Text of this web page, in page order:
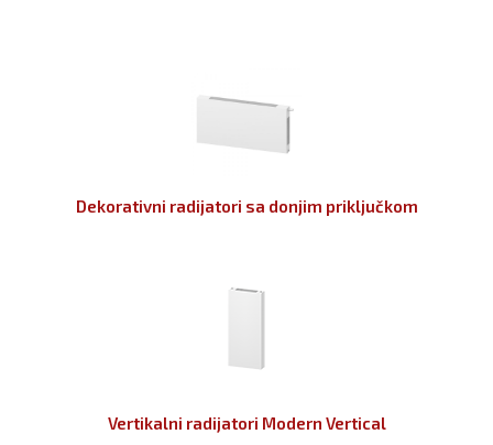
Dekorativni radijatori sa donjim priključkom
Vertikalni radijatori Modern Vertical